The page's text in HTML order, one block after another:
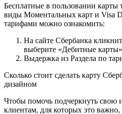
Бесплатные в пользовании карты
виды Моментальных карт и Visa
тарифами можно ознакомить:
На сайте Сбербанка
выберите «Дебитные карты»
Выдержка из Раздела по
Сколько стоит сделать карту
дизайном
Чтобы помочь подчеркнуть свою
клиентам, для которых это